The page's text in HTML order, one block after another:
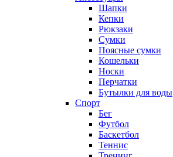
Шапки
Кепки
Рюкзаки
Сумки
Поясные сумки
Кошельки
Носки
Перчатки
Бутылки для воды
Спорт
Бег
Футбол
Баскетбол
Теннис